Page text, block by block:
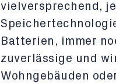
vielversprechend,
Batterien, immer
zuverlässige und
Wohngebäuden